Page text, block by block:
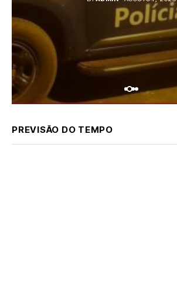
PREVISÃO DO TEMPO